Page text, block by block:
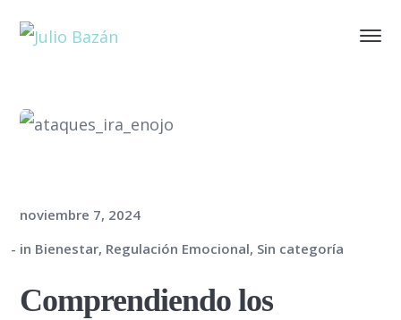
noviembre 7, 2024
in Bienestar, Regulación Emocional, Sin categoría
Comprendiendo los